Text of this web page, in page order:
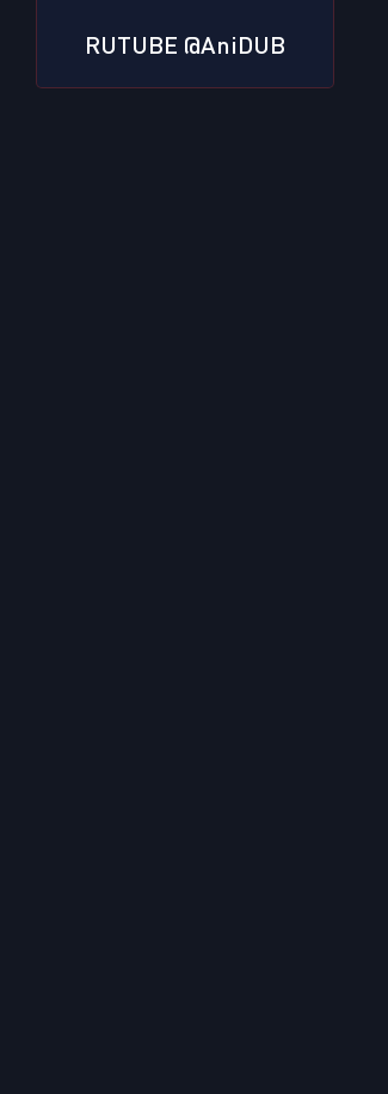
RUTUBE @AniDUB